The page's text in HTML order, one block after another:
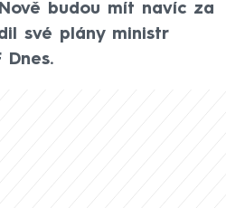
budou mít navíc za
své plány ministr